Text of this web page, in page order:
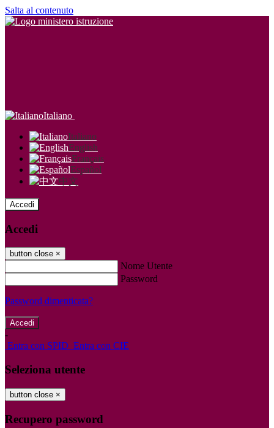
Salta al contenuto
Italiano
Italiano
English
Français
Español
中文
Accedi
Accedi
button close ×
Nome Utente
Password
Password dimenticata?
-
Entra con SPID Entra con CIE
Seleziona utente
button close ×
Recupero password